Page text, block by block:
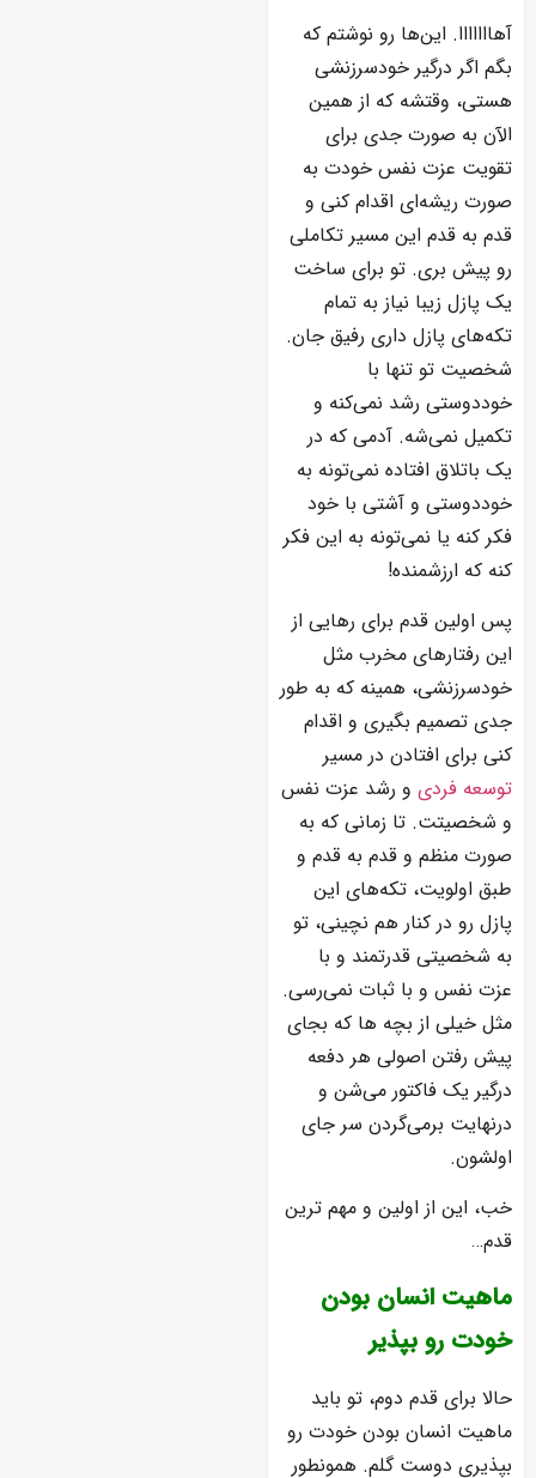
آهااااااا. این‌ها رو نوشتم که
بگم اگر درگیر خودسرزنشی
هستی، وقتشه که از همین
الآن به صورت جدی برای
تقویت عزت نفس خودت به
صورت ریشه‌ای اقدام کنی و
قدم به قدم این مسیر تکاملی
رو پیش بری. تو برای ساخت
یک پازل زیبا نیاز به تمام
تکه‌های پازل داری رفیق جان.
شخصیت تو تنها با
خوددوستی رشد نمی‌کنه و
تکمیل نمی‌شه. آدمی که در
یک باتلاق افتاده نمی‌تونه به
خوددوستی و آشتی با خود
فکر کنه یا نمی‌تونه به این فکر
کنه که ارزشمنده!
پس اولین قدم برای رهایی از
این رفتارهای مخرب مثل
خودسرزنشی، همینه که به طور
جدی تصمیم بگیری و اقدام
کنی برای افتادن در مسیر
توسعه فردی و رشد عزت نفس
و شخصیتت. تا زمانی که به
صورت منظم و قدم به قدم و
طبق اولویت، تکه‌های این
پازل رو در کنار هم نچینی، تو
به شخصیتی قدرتمند و با
عزت نفس و با ثبات نمی‌رسی.
مثل خیلی از بچه ها که بجای
پیش رفتن اصولی هر دفعه
درگیر یک فاکتور می‌شن و
درنهایت برمی‌گردن سر جای
اولشون.
خب، این از اولین و مهم ترین
قدم…
ماهیت انسان بودن
خودت رو بپذیر
حالا برای قدم دوم، تو باید
ماهیت انسان بودن خودت رو
بپذیری دوست گلم. همونطور